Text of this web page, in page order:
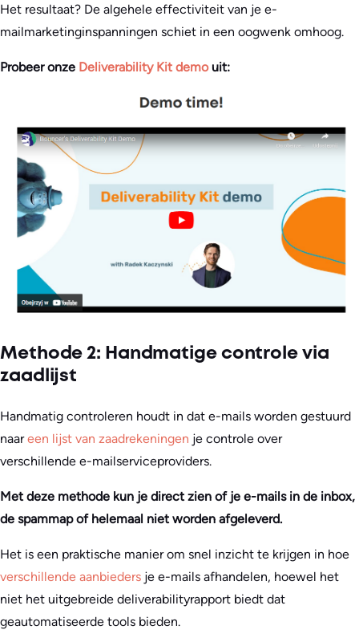
Het resultaat? De algehele effectiviteit van je e-
mailmarketinginspanningen schiet in een oogwenk omhoog.
Probeer onze Deliverability Kit demouit:
Methode 2: Handmatige controle via
zaadlijst
Handmatig controleren houdt in dat e-mails worden gestuurd
naareen lijst van zaadrekeningen je controle over
verschillende e-mailserviceproviders.
Met deze methode kun je direct zien of je e-mails in de inbox,
de spammap of helemaal niet worden afgeleverd.
Het is een praktische manier om snel inzicht te krijgen in hoe
verschillende aanbieders je e-mails afhandelen, hoewel het
niet het uitgebreide deliverabilityrapport biedt dat
geautomatiseerde tools bieden.